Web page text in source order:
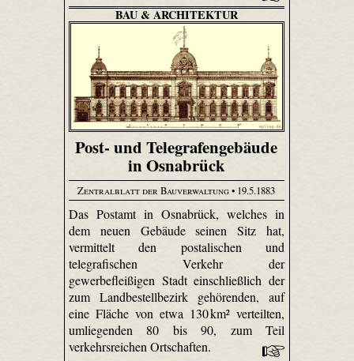
BAU & ARCHITEKTUR
Post- und Telegrafengebäude
in Osnabrück
Zentralblatt der Bauverwaltung• 19.5.1883
Das Postamt in Osnabrück, welches in
dem neuen Gebäude seinen Sitz hat,
vermittelt den postalischen und
telegrafischen Verkehr der
gewerbefleißigen Stadt einschließlich der
zum Landbestellbezirk gehörenden, auf
eine Fläche von etwa 130 km² verteilten,
umliegenden 80 bis 90, zum Teil
verkehrsreichen Ortschaften.